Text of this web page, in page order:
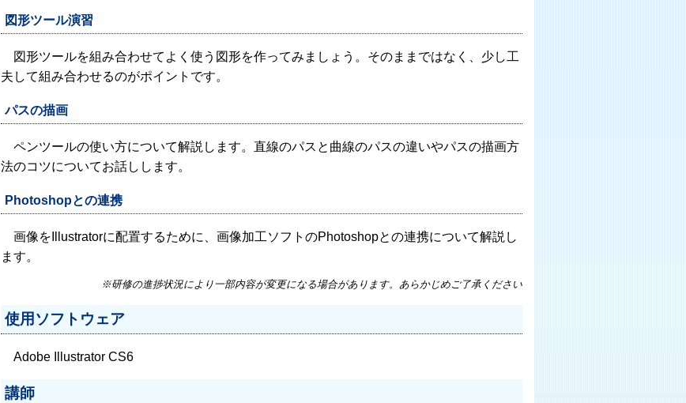
図形ツール演習
図形ツールを組み合わせてよく使う図形を作ってみましょう。そのままではなく、少し工
夫して組み合わせるのがポイントです。
パスの描画
ペンツールの使い方について解説します。直線のパスと曲線のパスの違いやパスの描画方
法のコツについてお話しします。
Photoshopとの連携
画像をIllustratorに配置するために、画像加工ソフトのPhotoshopとの連携について解説し
ます。
※研修の進捗状況により一部内容が変更になる場合があります。あらかじめご了承ください
使用ソフトウェア
Adobe Illustrator CS6
講師